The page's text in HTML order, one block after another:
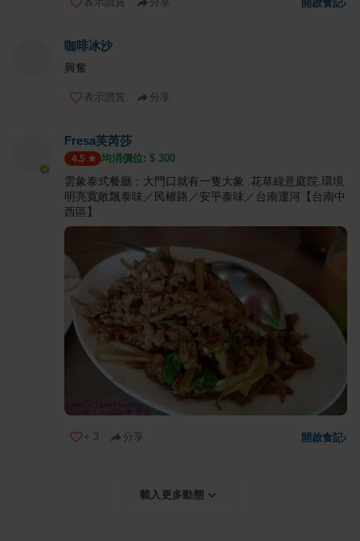
開啟食記›
咖啡冰沙
興奮
表示讚賞 分享
Fresa芙芮莎
4.5 均消價位: $ 300
雲象泰式餐廳：大門口就有一隻大象 .花草綠意庭院.環境
明亮寬敞飄泰味／民權路／安平泰味／台南運河【台南中
西區】
+ 3 分享 開啟食記›
載入更多動態